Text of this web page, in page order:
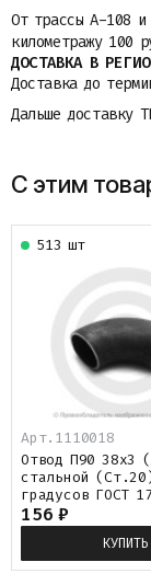
От трассы A-108
километражу 100
ДОСТАВКА В
Доставка до
Дальше доставку
С этим
Арт.1110018
513 шт
Отвод П90 38х3
стальной
градусов ГОСТ
156 ₽
КУПИТЬ